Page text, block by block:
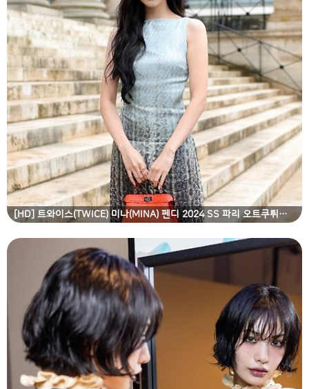
[HD] 트와이스(TWICE) 미나(MINA) 펜디 2024 SS 파리 오트쿠튀르 컬렉션 고화질 화보